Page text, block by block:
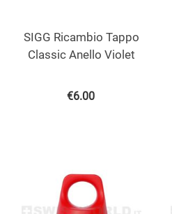
SIGG Ricambio Tappo
Classic Anello Violet
€6.00